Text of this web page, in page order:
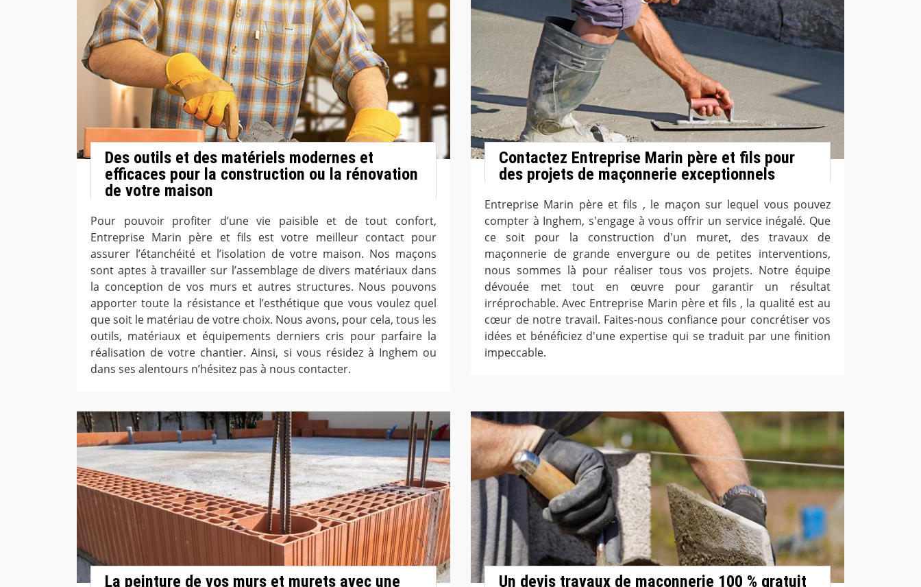
Des outils et des matériels modernes et
efficaces pour la construction ou la rénovation
de votre maison
Pour pouvoir profiter d’une vie paisible et de tout confort,
Entreprise Marin père et fils est votre meilleur contact pour
assurer l’étanchéité et l’isolation de votre maison. Nos maçons
sont aptes à travailler sur l’assemblage de divers matériaux dans
la conception de vos murs et autres structures. Nous pouvons
apporter toute la résistance et l’esthétique que vous voulez quel
que soit le matériau de votre choix. Nous avons, pour cela, tous les
outils, matériaux et équipements derniers cris pour parfaire la
réalisation de votre chantier. Ainsi, si vous résidez à Inghem ou
dans ses alentours n’hésitez pas à nous contacter.
Contactez Entreprise Marin père et fils pour
des projets de maçonnerie exceptionnels
Entreprise Marin père et fils , le maçon sur lequel vous pouvez
compter à Inghem, s'engage à vous offrir un service inégalé. Que
ce soit pour la construction d'un muret, des travaux de
maçonnerie de grande envergure ou de petites interventions,
nous sommes là pour réaliser tous vos projets. Notre équipe
dévouée met tout en œuvre pour garantir un résultat
irréprochable. Avec Entreprise Marin père et fils , la qualité est au
cœur de notre travail. Faites-nous confiance pour concrétiser vos
idées et bénéficiez d'une expertise qui se traduit par une finition
impeccable.
La peinture de vos murs et murets avec une
Un devis travaux de maçonnerie 100 % gratuit